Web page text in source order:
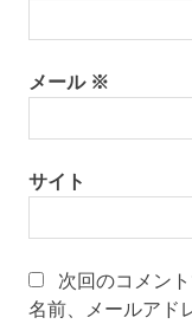
メール ※
サイト
次回のコメン
名前、メールアド